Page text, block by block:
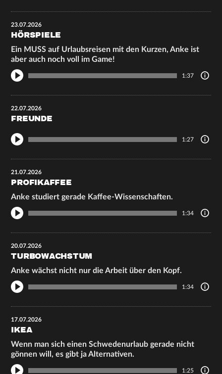
23.07.2026
HÖRSPIELE
Ein MUSS auf Urlaubsreisen mit den Kurzen, Anke ist
aber auch noch voll im Game!
1:37
22.07.2026
FREUNDE
1:27
21.07.2026
PROFIKAFFEE
Anke studiert gerade Kaffee-Wissenschaften.
1:34
20.07.2026
TURBOWACHSTUM
Anke wächst nicht nur die Arbeit über den Kopf.
1:34
17.07.2026
IKEA
Wenn man sich einen Schwedenurlaub gerade nicht
gönnen will, es gibt ja Alternativen.
1:25